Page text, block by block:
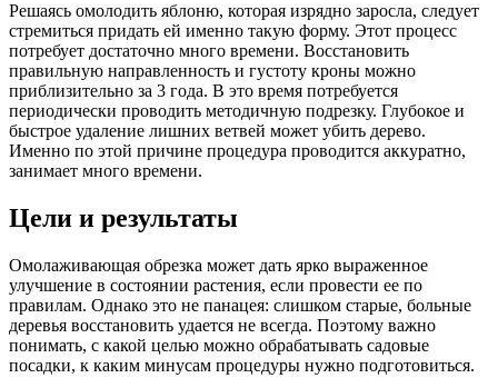
Решаясь омолодить яблоню, которая изрядно заросла, следует
стремиться придать ей именно такую форму. Этот процесс
потребует достаточно много времени. Восстановить
правильную направленность и густоту кроны можно
приблизительно за 3 года. В это время потребуется
периодически проводить методичную подрезку. Глубокое и
быстрое удаление лишних ветвей может убить дерево.
Именно по этой причине процедура проводится аккуратно,
занимает много времени.
Цели и результаты
Омолаживающая обрезка может дать ярко выраженное
улучшение в состоянии растения, если провести ее по
правилам. Однако это не панацея: слишком старые, больные
деревья восстановить удается не всегда. Поэтому важно
понимать, с какой целью можно обрабатывать садовые
посадки, к каким минусам процедуры нужно подготовиться.